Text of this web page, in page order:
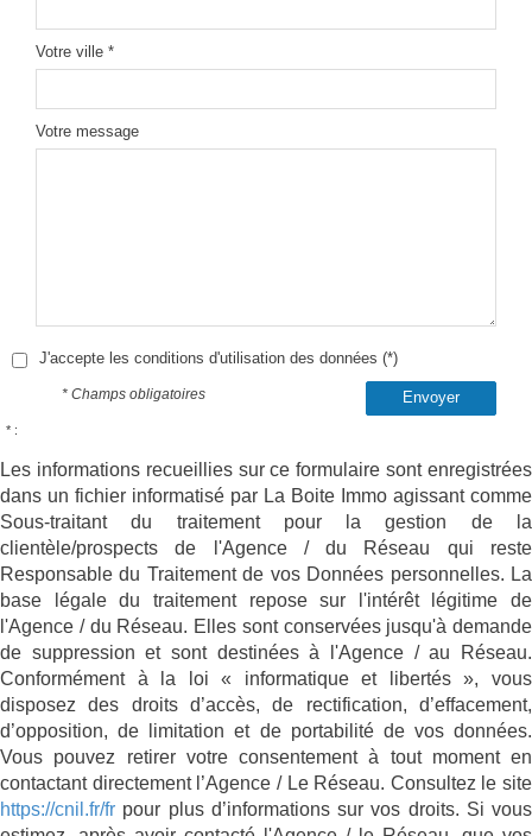
Votre ville *
Votre message
J'accepte les conditions d'utilisation des données (*)
Envoyer
* Champs obligatoires
* :
Les informations recueillies sur ce formulaire sont enregistrées
dans un fichier informatisé par La Boite Immo agissant comme
Sous-traitant du traitement pour la gestion de la
clientèle/prospects de l'Agence / du Réseau qui reste
Responsable du Traitement de vos Données personnelles. La
base légale du traitement repose sur l'intérêt légitime de
l'Agence / du Réseau. Elles sont conservées jusqu'à demande
de suppression et sont destinées à l'Agence / au Réseau.
Conformément à la loi « informatique et libertés », vous
disposez des droits d’accès, de rectification, d’effacement,
d’opposition, de limitation et de portabilité de vos données.
Vous pouvez retirer votre consentement à tout moment en
contactant directement l’Agence / Le Réseau. Consultez le site
https://cnil.fr/fr pour plus d’informations sur vos droits. Si vous